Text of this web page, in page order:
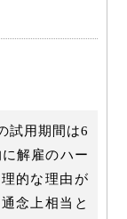
試用期間は6
解雇のハー
的な理由が
念上相当と